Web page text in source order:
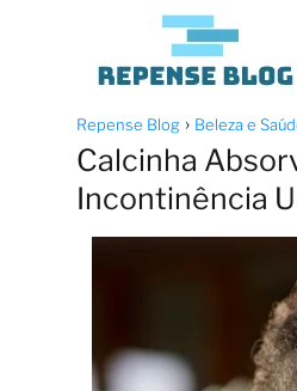
Repense Blog Beleza e
Calcinha
Incontinência